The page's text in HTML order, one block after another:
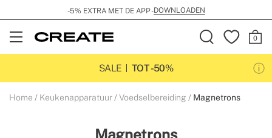
-5% EXTRA MET DE APP -DOWNLOADEN
Open
Menu
SALE
TOT -50%
Home Keukenapparatuur Voedselbereiding Magnetrons